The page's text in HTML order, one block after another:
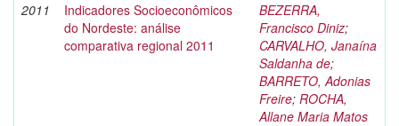
2011
Indicadores Socioeconômicos
do Nordeste: análise
comparativa regional 2011
BEZERRA,
Francisco Diniz;
CARVALHO, Janaína
Saldanha de;
BARRETO, Adonias
Freire; ROCHA,
Allane Maria Matos